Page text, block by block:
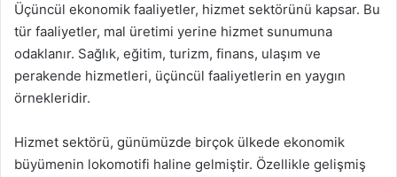
Üçüncül ekonomik faaliyetler, hizmet sektörünü kapsar. Bu
tür faaliyetler, mal üretimi yerine hizmet sunumuna
odaklanır. Sağlık, eğitim, turizm, finans, ulaşım ve
perakende hizmetleri, üçüncül faaliyetlerin en yaygın
örnekleridir.
Hizmet sektörü, günümüzde birçok ülkede ekonomik
büyümenin lokomotifi haline gelmiştir. Özellikle gelişmiş